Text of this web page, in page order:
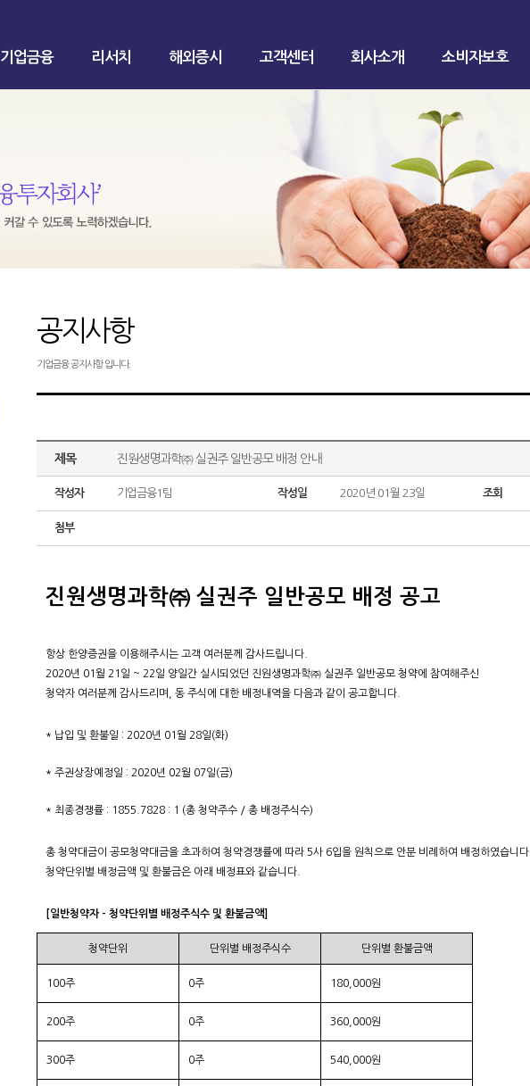
기업금융 리서치 해외증시 고객센터 회사소개 소비자보호
공지사항
기업금융 공지사항 입니다.
제목 진원생명과학㈜ 실권주 일반공모 배정 안내
작성자 기업금융1팀 작성일 2020년 01월 23일 조회
첨부
진원생명과학㈜ 실권주 일반공모 배정 공고
항상 한양증권을 이용해주시는 고객 여러분께 감사드립니다.
2020년 01월 21일 ~ 22일 양일간 실시되었던 진원생명과학㈜ 실권주 일반공모 청약에 참여해주신
청약자 여러분께 감사드리며, 동 주식에 대한 배정내역을 다음과 같이 공고합니다.
* 납입 및 환불일 : 2020년 01월 28일(화)
* 주권상장예정일 : 2020년 02월 07일(금)
* 최종경쟁률 : 1855.7828 : 1 (총 청약주수 / 총 배정주식수)
총 청약대금이 공모청약대금을 초과하여 청약경쟁률에 따라 5사 6입을 원칙으로 안분 비례하여 배정하였습니다.
청약단위별 배정금액 및 환불금은 아래 배정표와 같습니다.
[일반청약자 - 청약단위별 배정주식수 및 환불금액]
청약단위 단위별 배정주식수 단위별 환불금액
100주 0주 180,000원
200주 0주 360,000원
300주 0주 540,000원